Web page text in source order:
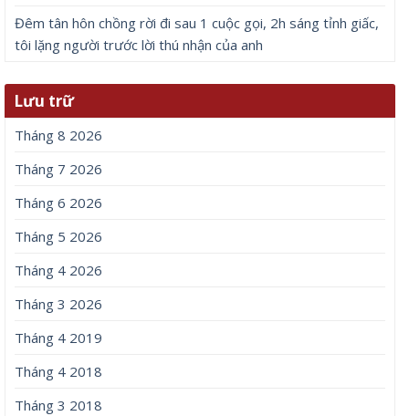
Đêm tân hôn chồng rời đi sau 1 cuộc gọi, 2h sáng tỉnh giấc,
tôi lặng người trước lời thú nhận của anh
Lưu trữ
Tháng 8 2026
Tháng 7 2026
Tháng 6 2026
Tháng 5 2026
Tháng 4 2026
Tháng 3 2026
Tháng 4 2019
Tháng 4 2018
Tháng 3 2018